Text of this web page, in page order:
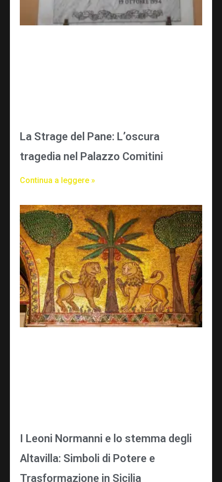
La Strage del Pane: L’oscura
tragedia nel Palazzo Comitini
Continua a leggere »
I Leoni Normanni e lo stemma degli
Altavilla: Simboli di Potere e
Trasformazione in Sicilia